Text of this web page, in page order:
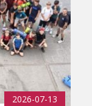
2026-07-13